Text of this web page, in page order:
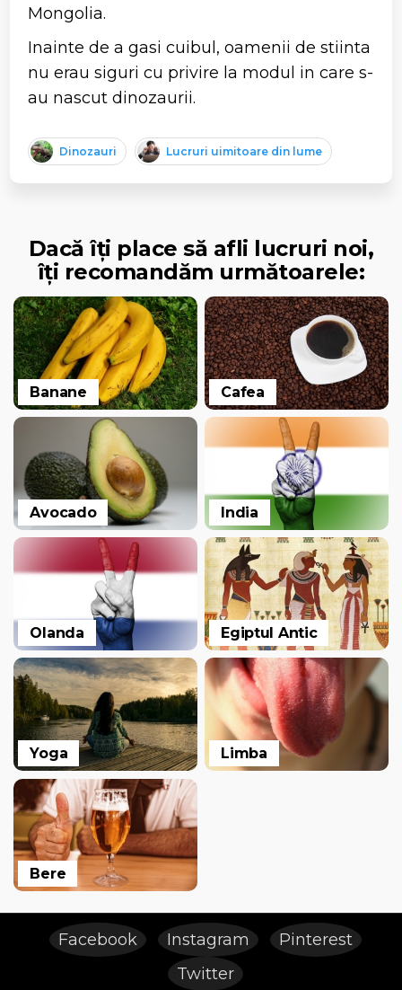
Mongolia.
Inainte de a gasi cuibul, oamenii de stiinta
nu erau siguri cu privire la modul in care s-
au nascut dinozaurii.
Dinozauri Lucruri uimitoare din lume
Dacă îți place să afli lucruri noi,
îți recomandăm următoarele:
Banane Cafea
Avocado India
Olanda Egiptul Antic
Yoga Limba
Bere
Facebook Instagram
Pinterest
Twitter